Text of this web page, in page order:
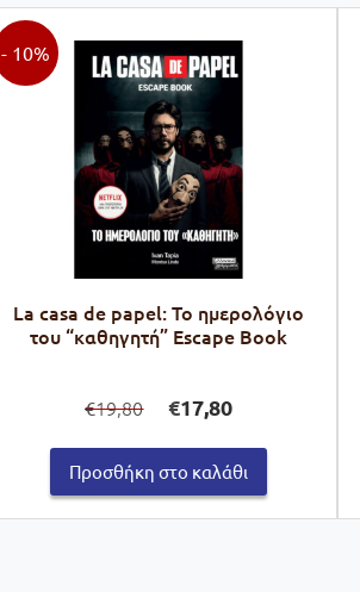
La casa de papel: Το ημερολόγιο
του “καθηγητή” Escape Book
- 10%
€19,80
price
€19,80.
€17,80τρέχουσα
είναι:
€17,80.
Προσθήκη στο καλάθι